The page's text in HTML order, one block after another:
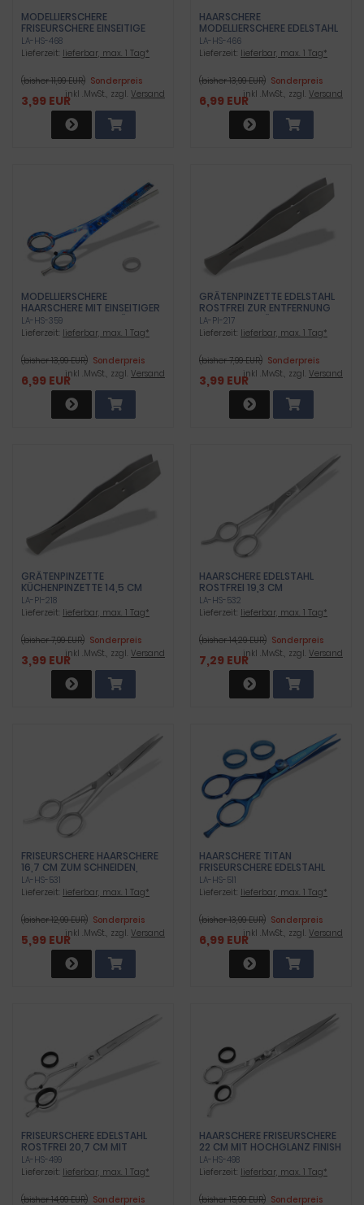
MODELLIERSCHERE
FRISEURSCHERE EINSEITIGE
ZAHNUNG 14,5 CM
LA-HS-468
Lieferzeit: lieferbar, max. 1 Tag*
(bisher 11,99 EUR) Sonderpreis
3,99 EURinkl .MwSt., zzgl. Versand
HAARSCHERE
MODELLIERSCHERE EDELSTAHL
ROSTFREI MIT HOCHGLANZ
FINISH
LA-HS-466
Lieferzeit: lieferbar, max. 1 Tag*
(bisher 13,99 EUR) Sonderpreis
6,99 EURinkl .MwSt., zzgl. Versand
MODELLIERSCHERE
HAARSCHERE MIT EINSEITIGER
ZAHNUNG ZUM AUSDÜNNEN
DER HAARE
LA-HS-359
Lieferzeit: lieferbar, max. 1 Tag*
(bisher 13,99 EUR) Sonderpreis
6,99 EURinkl .MwSt., zzgl. Versand
GRÄTENPINZETTE EDELSTAHL
ROSTFREI ZUR ENTFERNUNG
VON FISCHGRÄTEN
LA-PI-217
Lieferzeit: lieferbar, max. 1 Tag*
(bisher 7,99 EUR) Sonderpreis
3,99 EURinkl .MwSt., zzgl. Versand
GRÄTENPINZETTE
KÜCHENPINZETTE 14,5 CM
ROSTFREIER EDELSTAHL
LA-PI-218
Lieferzeit: lieferbar, max. 1 Tag*
(bisher 7,99 EUR) Sonderpreis
3,99 EURinkl .MwSt., zzgl. Versand
HAARSCHERE EDELSTAHL
ROSTFREI 19,3 CM
LA-HS-532
Lieferzeit: lieferbar, max. 1 Tag*
(bisher 14,29 EUR) Sonderpreis
7,29 EURinkl .MwSt., zzgl. Versand
FRISEURSCHERE HAARSCHERE
16,7 CM ZUM SCHNEIDEN,
STYLEN VON HAAREN
LA-HS-531
Lieferzeit: lieferbar, max. 1 Tag*
(bisher 12,99 EUR) Sonderpreis
5,99 EURinkl .MwSt., zzgl. Versand
HAARSCHERE TITAN
FRISEURSCHERE EDELSTAHL
ROSTFREI 14,6 CM
LA-HS-511
Lieferzeit: lieferbar, max. 1 Tag*
(bisher 13,99 EUR) Sonderpreis
6,99 EURinkl .MwSt., zzgl. Versand
FRISEURSCHERE EDELSTAHL
ROSTFREI 20,7 CM MIT
HOCHGLANZ FINISH
LA-HS-499
Lieferzeit: lieferbar, max. 1 Tag*
(bisher 14,99 EUR) Sonderpreis
HAARSCHERE FRISEURSCHERE
22 CM MIT HOCHGLANZ FINISH
LA-HS-498
Lieferzeit: lieferbar, max. 1 Tag*
(bisher 15,99 EUR) Sonderpreis